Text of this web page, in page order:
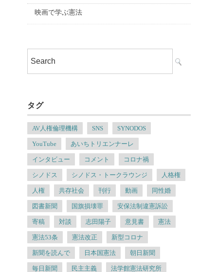
映画で学ぶ憲法
タグ
AV人権倫理機構 SNS SYNODOS
YouTube あいちトリエンナーレ
インタビュー コメント コロナ禍
シノドス シノドス・トークラウンジ 人格権
人権 共存社会 刊行 動画 同性婚
図書新聞 国旗損壊罪 安保法制違憲訴訟
寄稿 対談 志田陽子 意見書 憲法
憲法53条 憲法改正 新型コロナ
新聞を読んで 日本国憲法 朝日新聞
毎日新聞 民主主義 法学館憲法研究所